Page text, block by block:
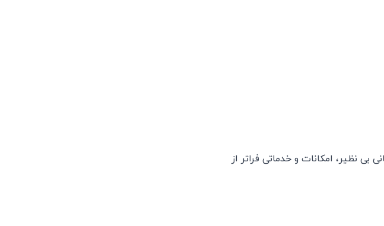
بی ‌نظیر، امکانات و خدماتی فراتر از